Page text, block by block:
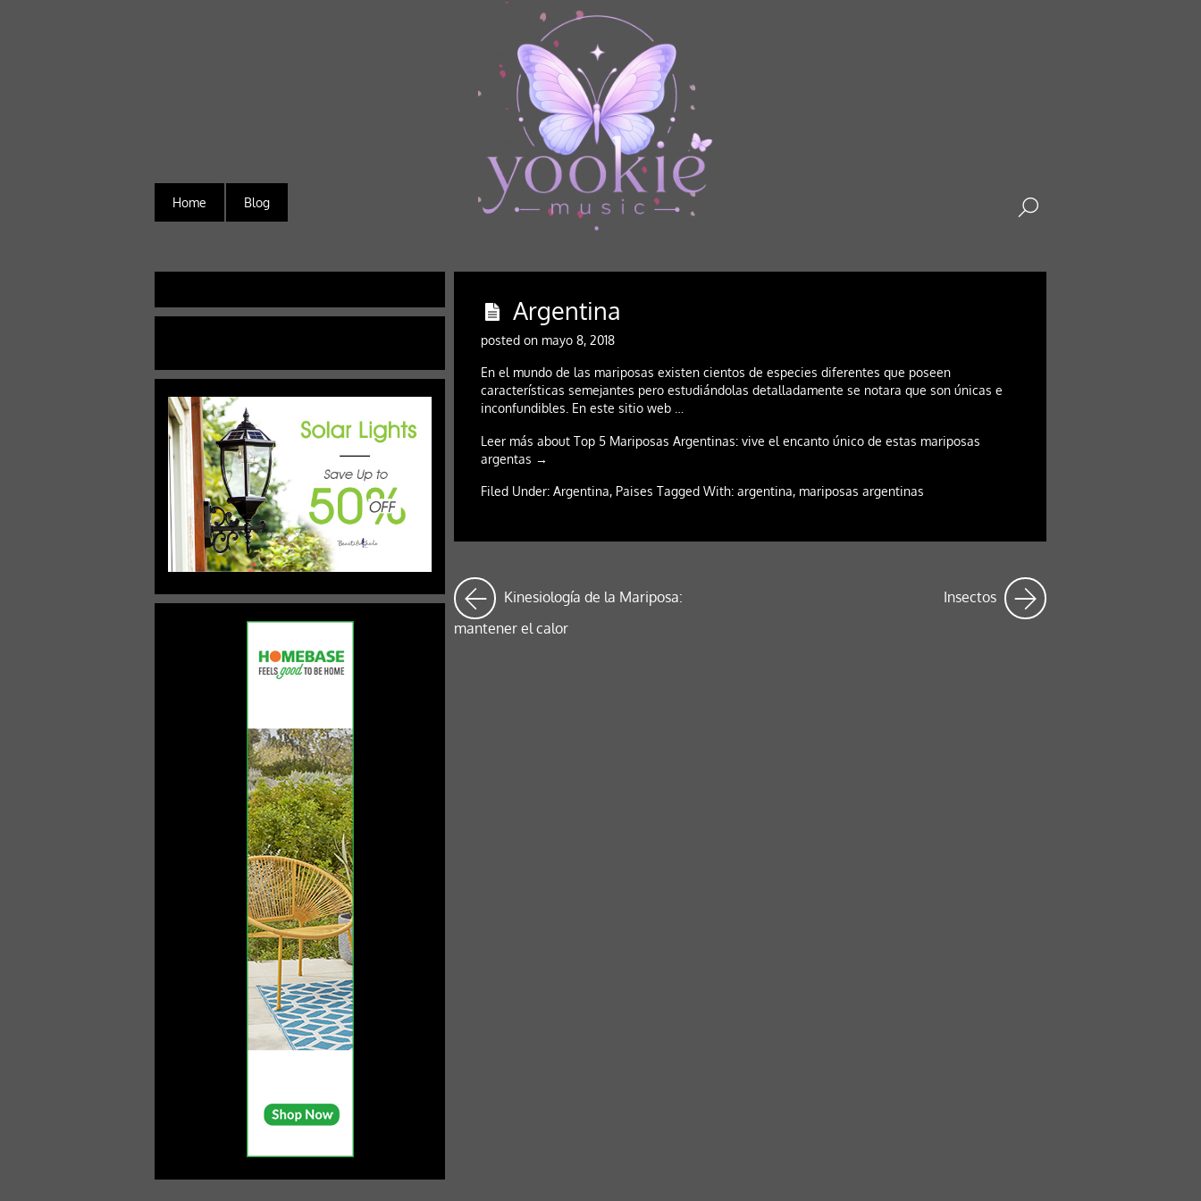
Home Blog
Argentina
posted on mayo 8, 2018
En el mundo de las mariposas existen cientos de especies diferentes que poseen
características semejantes pero estudiándolas detalladamente se notara que son únicas e
inconfundibles. En este sitio web …
Leer más about Top 5 Mariposas Argentinas: vive el encanto único de estas mariposas
argentas →
Filed Under: Argentina, Paises Tagged With: argentina, mariposas argentinas
Kinesiología de la Mariposa:
mantener el calor
Insectos